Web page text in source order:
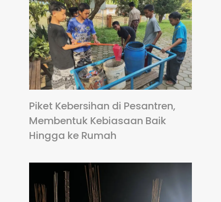
Piket Kebersihan di Pesantren,
Membentuk Kebiasaan Baik
Hingga ke Rumah